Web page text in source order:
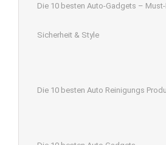
Die 10 besten Auto-Gadgets –
Sicherheit & Style
Die 10 besten Auto Reinigungs